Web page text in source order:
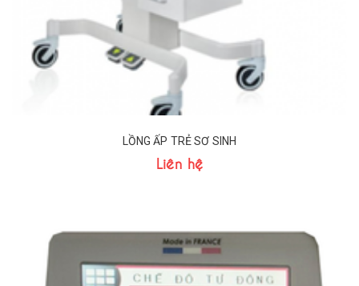
LỒNG ẤP TRẺ SƠ SINH
Liên hệ